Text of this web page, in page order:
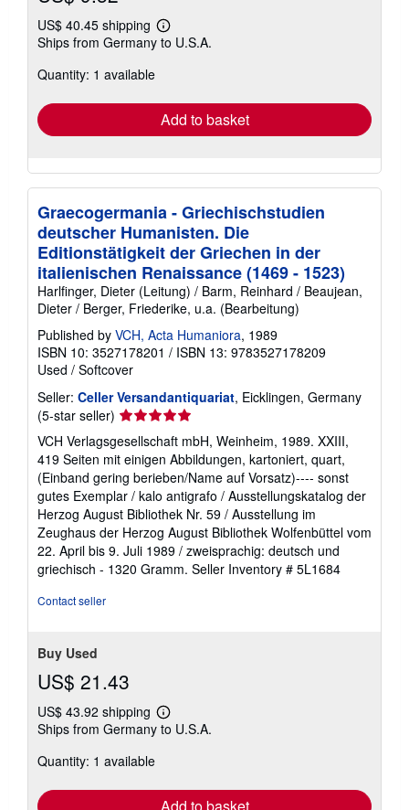
US$ 40.45 shipping
Learn
more
Ships from Germany to U.S.A.
Quantity: 1 available
Add to basket
Graecogermania - Griechischstudien
deutscher Humanisten. Die
Editionstätigkeit der Griechen in der
italienischen Renaissance (1469 - 1523)
Harlfinger, Dieter (Leitung) / Barm, Reinhard / Beaujean,
Dieter / Berger, Friederike, u.a. (Bearbeitung)
Published by VCH, Acta Humaniora, 1989
ISBN 10: 3527178201 / ISBN 13: 9783527178209
Used / Softcover
Seller: Celler Versandantiquariat, Eicklingen, Germany
(5-star seller) Seller
rating
5
out
of
5
stars
VCH Verlagsgesellschaft mbH, Weinheim, 1989. XXIII,
419 Seiten mit einigen Abbildungen, kartoniert, quart,
(Einband gering berieben/Name auf Vorsatz)---- sonst
gutes Exemplar / kalo antigrafo / Ausstellungskatalog der
Herzog August Bibliothek Nr. 59 / Ausstellung im
Zeughaus der Herzog August Bibliothek Wolfenbüttel vom
22. April bis 9. Juli 1989 / zweisprachig: deutsch und
griechisch - 1320 Gramm. Seller Inventory # 5L1684
Contact seller
Buy Used
US$ 21.43
US$ 43.92 shipping
Learn
more
Ships from Germany to U.S.A.
Quantity: 1 available